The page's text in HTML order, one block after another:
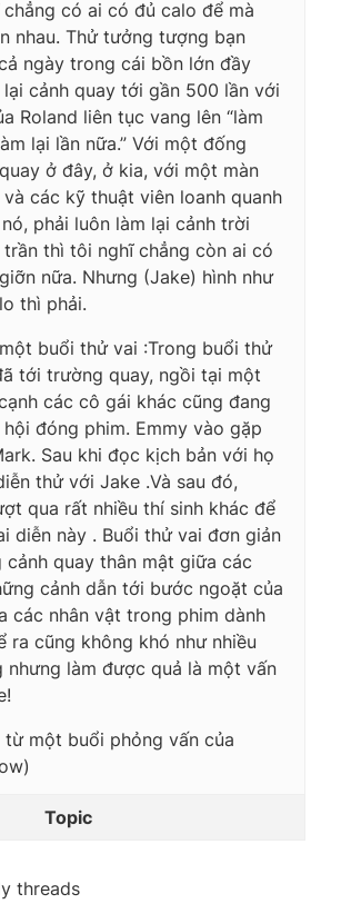
có ai có đủ calo để mà
nhau. Thử tưởng tượng bạn
ngày trong cái bồn lớn đầy
cảnh quay tới gần 500 lần với
Roland liên tục vang lên “làm
lại lần nữa.” Với một đống
ở đây, ở kia, với một màn
các kỹ thuật viên loanh quanh
phải luôn làm lại cảnh trời
thì tôi nghĩ chẳng còn ai có
nữa. Nhưng (Jake) hình như
thì phải.
buổi thử vai :Trong buổi thử
tới trường quay, ngồi tại một
các cô gái khác cũng đang
đóng phim. Emmy vào gặp
Sau khi đọc kịch bản với họ
thử với Jake .Và sau đó,
qua rất nhiều thí sinh khác để
diễn này . Buổi thử vai đơn giản
cảnh quay thân mật giữa các
cảnh dẫn tới bước ngoặt của
các nhân vật trong phim dành
ra cũng không khó như nhiều
nhưng làm được quả là một vấn
từ một buổi phỏng vấn của
Topic
threads